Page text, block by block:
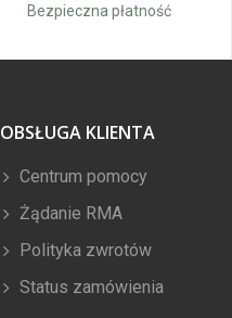
Bezpieczna płatność
OBSŁUGA KLIENTA
Centrum pomocy
Żądanie RMA
Polityka zwrotów
Status zamówienia